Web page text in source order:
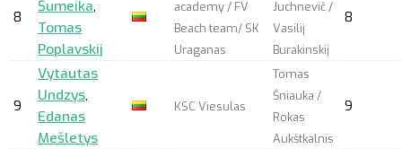
8
Šumeika,
Tomas
Poplavskij
academy / FV
Beach team/ SK
Uraganas
Juchnevič /
Vasilij
Burakinskij
8
9
Vytautas
Undzys,
Edanas
Mešletys
KSC Viesulas
Tomas
Šniauka /
Rokas
Aukštkalnis
9